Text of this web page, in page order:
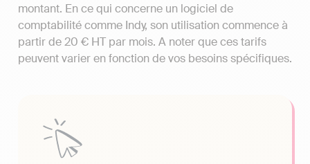
montant. En ce qui concerne un logiciel de
comptabilité comme Indy, son utilisation commence à
partir de 20 € HT par mois. A noter que ces tarifs
peuvent varier en fonction de vos besoins spécifiques.